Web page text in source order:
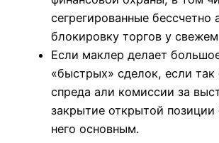
сегрегированные бессчетно
блокировку торгов у
Если маклер делает
«быстрых» сделок, если
спреда али комиссии за
закрытие открытой позиции
него основным.